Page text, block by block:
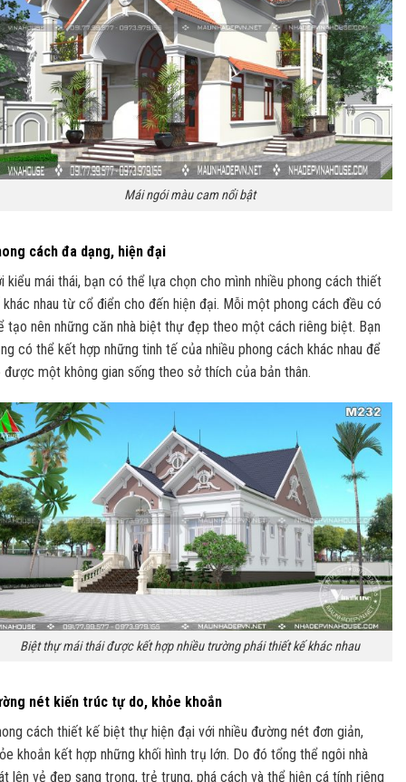
Mái ngói màu cam nổi bật
cách đa dạng, hiện đại
kiểu mái thái, bạn có thể lựa chọn cho mình nhiều phong cách thiết
khác nhau từ cổ điển cho đến hiện đại. Mỗi một phong cách đều có
tạo nên những căn nhà biệt thự đẹp theo một cách riêng biệt. Bạn
có thể kết hợp những tinh tế của nhiều phong cách khác nhau để
được một không gian sống theo sở thích của bản thân.
Biệt thự mái thái được kết hợp nhiều trường phái thiết kế khác nhau
nét kiến trúc tự do, khỏe khoắn
cách thiết kế biệt thự hiện đại với nhiều đường nét đơn giản,
khoắn kết hợp những khối hình trụ lớn. Do đó tổng thể ngôi nhà
lên vẻ đẹp sang trọng, trẻ trung, phá cách và thể hiện cá tính riêng